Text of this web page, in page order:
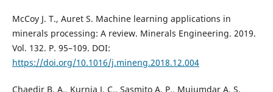
McCoy J. T., Auret S. Machine learning applications in
minerals processing: A review. Minerals Engineering. 2019.
Vol. 132. P. 95–109. DOI:
https://doi.org/10.1016/j.mineng.2018.12.004
Chaedir B. A., Kurnia J. C., Sasmito A. P., Mujumdar A. S.